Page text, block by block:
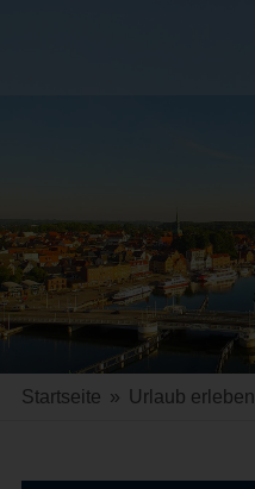
Startseite » Urlaub erleben